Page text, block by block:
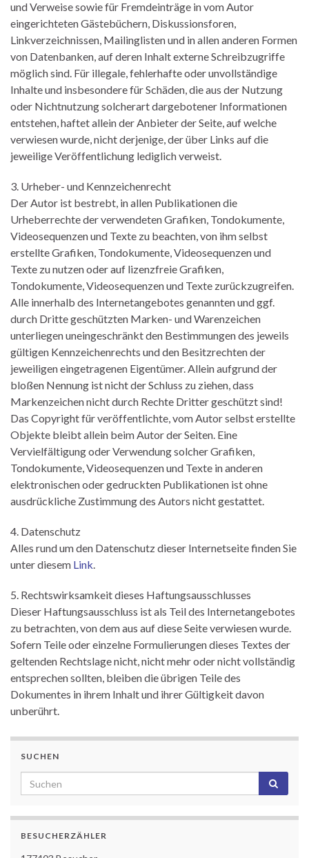
und Verweise sowie für Fremdeinträge in vom Autor
eingerichteten Gästebüchern, Diskussionsforen,
Linkverzeichnissen, Mailinglisten und in allen anderen Formen
von Datenbanken, auf deren Inhalt externe Schreibzugriffe
möglich sind. Für illegale, fehlerhafte oder unvollständige
Inhalte und insbesondere für Schäden, die aus der Nutzung
oder Nichtnutzung solcherart dargebotener Informationen
entstehen, haftet allein der Anbieter der Seite, auf welche
verwiesen wurde, nicht derjenige, der über Links auf die
jeweilige Veröffentlichung lediglich verweist.
3. Urheber- und Kennzeichenrecht
Der Autor ist bestrebt, in allen Publikationen die
Urheberrechte der verwendeten Grafiken, Tondokumente,
Videosequenzen und Texte zu beachten, von ihm selbst
erstellte Grafiken, Tondokumente, Videosequenzen und
Texte zu nutzen oder auf lizenzfreie Grafiken,
Tondokumente, Videosequenzen und Texte zurückzugreifen.
Alle innerhalb des Internetangebotes genannten und ggf.
durch Dritte geschützten Marken- und Warenzeichen
unterliegen uneingeschränkt den Bestimmungen des jeweils
gültigen Kennzeichenrechts und den Besitzrechten der
jeweiligen eingetragenen Eigentümer. Allein aufgrund der
bloßen Nennung ist nicht der Schluss zu ziehen, dass
Markenzeichen nicht durch Rechte Dritter geschützt sind!
Das Copyright für veröffentlichte, vom Autor selbst erstellte
Objekte bleibt allein beim Autor der Seiten. Eine
Vervielfältigung oder Verwendung solcher Grafiken,
Tondokumente, Videosequenzen und Texte in anderen
elektronischen oder gedruckten Publikationen ist ohne
ausdrückliche Zustimmung des Autors nicht gestattet.
4. Datenschutz
Alles rund um den Datenschutz dieser Internetseite finden Sie
unter diesem Link.
5. Rechtswirksamkeit dieses Haftungsausschlusses
Dieser Haftungsausschluss ist als Teil des Internetangebotes
zu betrachten, von dem aus auf diese Seite verwiesen wurde.
Sofern Teile oder einzelne Formulierungen dieses Textes der
geltenden Rechtslage nicht, nicht mehr oder nicht vollständig
entsprechen sollten, bleiben die übrigen Teile des
Dokumentes in ihrem Inhalt und ihrer Gültigkeit davon
unberührt.
SUCHEN
BESUCHERZÄHLER